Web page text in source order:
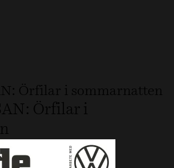
Örfilar i sommarnatten
Örfilar i